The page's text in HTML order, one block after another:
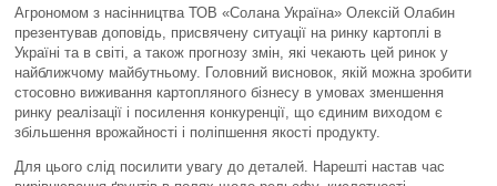
Агрономом з насінництва ТОВ «Солана Україна» Олексій Олабин
презентував доповідь, присвячену ситуації на ринку картоплі в
Україні та в світі, а також прогнозу змін, які чекають цей ринок у
найближчому майбутньому. Головний висновок, якій можна зробити
стосовно виживання картопляного бізнесу в умовах зменшення
ринку реалізації і посилення конкуренції, що єдиним виходом є
збільшення врожайності і поліпшення якості продукту.
Для цього слід посилити увагу до деталей. Нарешті настав час